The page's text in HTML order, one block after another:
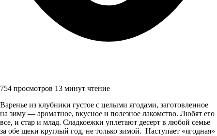
754 просмотров 13 минут чтение
Варенье из клубники густое с целыми ягодами, заготовленное
на зиму — ароматное, вкусное и полезное лакомство. Любят его
все, и стар и млад. Сладкоежки уплетают десерт в любой семье
за обе щеки круглый год, не только зимой. Наступает «ягодная»